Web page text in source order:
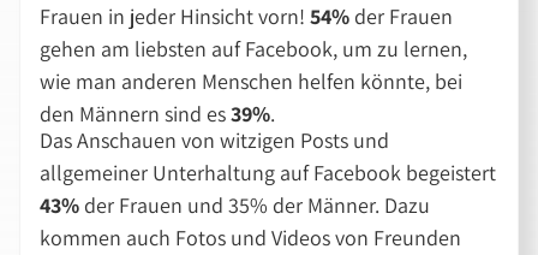
Frauen in jeder Hinsicht vorn!54% der Frauen
gehen am liebsten auf Facebook, um zu lernen,
wie man anderen Menschen helfen könnte, bei
den Männern sind es39%.
Das Anschauen von witzigen Posts und
allgemeiner Unterhaltung auf Facebook begeistert
43% der Frauen und 35% der Männer. Dazu
kommen auch Fotos und Videos von Freunden